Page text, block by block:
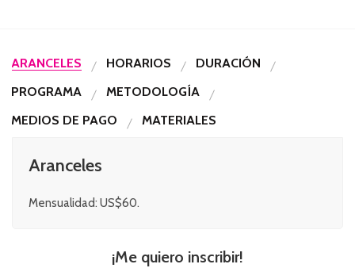
ARANCELES HORARIOS
DURACIÓN
PROGRAMA
METODOLOGÍA
MEDIOS DE PAGO
MATERIALES
Aranceles
Mensualidad: US$60.
¡Me quiero inscribir!